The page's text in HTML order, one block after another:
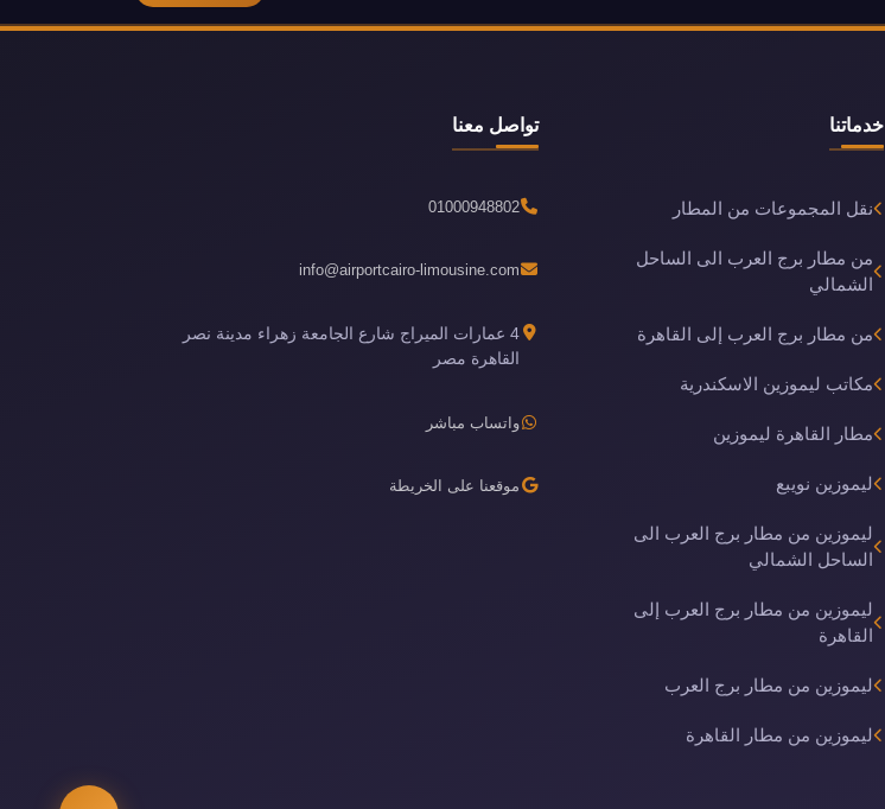
خدماتنا
نقل المجموعات من المطار
من مطار برج العرب الى الساحل
الشمالي
من مطار برج العرب إلى القاهرة
مكاتب ليموزين الاسكندرية
مطار القاهرة ليموزين
ليموزين نويبع
ليموزين من مطار برج العرب الى
الساحل الشمالي
ليموزين من مطار برج العرب إلى
القاهرة
ليموزين من مطار برج العرب
ليموزين من مطار القاهرة
تواصل معنا
01000948802
info@airportcairo-limousine.com
4 عمارات الميراج شارع الجامعة زهراء مدينة نصر
القاهرة مصر
واتساب مباشر
موقعنا على الخريطة